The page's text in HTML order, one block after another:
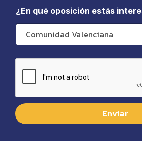
¿En qué oposición estás
Enviar